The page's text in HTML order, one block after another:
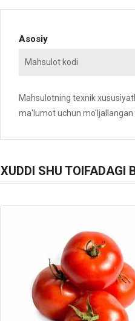
Asosiy
Mahsulot kodi
Mahsulotning texnik
ma'lumot uchun mo'ljallangan
XUDDI SHU TOIFADAGI